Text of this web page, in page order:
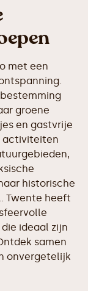
met een
groene
en gastvrije
activiteiten
historische
Twente heeft
ideaal zijn
samen
onvergetelijk